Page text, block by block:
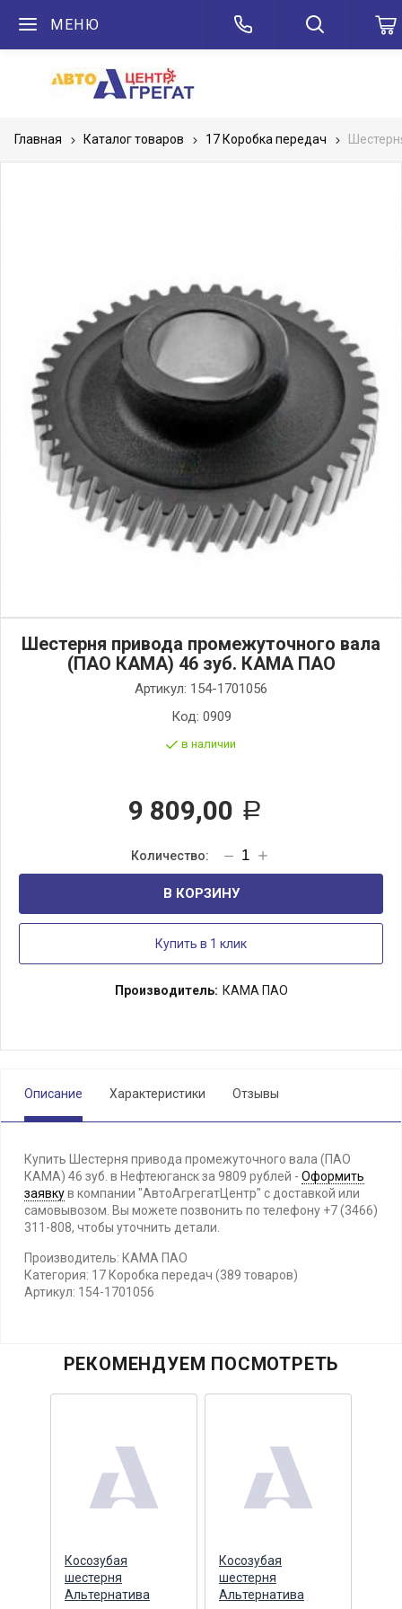
МЕНЮ
Главная Каталог товаров 17 Коробка передач
Шестерня привода промежуточного вала
(ПАО КАМА) 46 зуб. КАМА ПАО
Артикул: 154-1701056
Код: 0909
в наличии
9 809,00 Р
В КОРЗИНУ
Купить в 1 клик
Производитель: КАМА ПАО
Описание Характеристики Отзывы
Купить Шестерня привода промежуточного вала (ПАО
КАМА) 46 зуб. в Нефтеюганск за 9809 рублей - Оформить
заявкув компании "АвтоАгрегатЦентр" с доставкой или
самовывозом. Вы можете позвонить по телефону +7 (3466)
311-808, чтобы уточнить детали.
Производитель: КАМА ПАО
Категория: 17 Коробка передач (389 товаров)
Артикул: 154-1701056
РЕКОМЕНДУЕМ ПОСМОТРЕТЬ
Косозубая
шестерня
Альтернатива
Косозубая
шестерня
Альтернатива